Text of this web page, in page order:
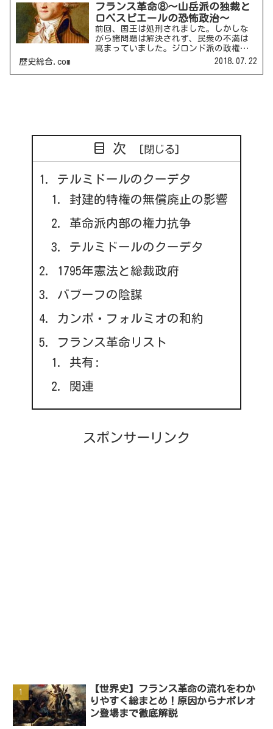
フランス革命⑧～山岳派の独裁と
ロベスピエールの恐怖政治～
前回、国王は処刑されました。しかしな
がら諸問題は解決されず、民衆の不満は
高まっていました。ジロンド派の政権
は、この危機に対処できていませんでし
派の独裁1793年6月、ジャコバン派はパリ
歴史総合.com 2018.07.22
目次
テルミドールのクーデタ
封建的特権の無償廃止の影響
革命派内部の権力抗争
テルミドールのクーデタ
1795年憲法と総裁政府
バブーフの陰謀
カンポ・フォルミオの和約
フランス革命リスト
共有:
関連
スポンサーリンク
【世界史】フランス革命の流れをわか
りやすく総まとめ！原因からナポレオ
ン登場まで徹底解説